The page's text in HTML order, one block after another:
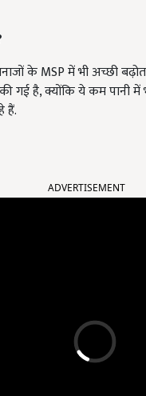
के MSP में भी अच्छी
गई है, क्योंकि ये कम पानी
हैं.